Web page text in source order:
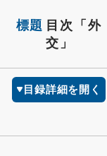
標題 目次「外
交」
目録詳細を開く